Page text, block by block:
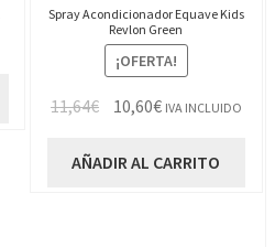
Spray Acondicionador Equave Kids
Revlon Green
¡OFERTA!
11,64€
El
original
10,60€El
actual
IVA INCLUIDO
AÑADIR AL CARRITO